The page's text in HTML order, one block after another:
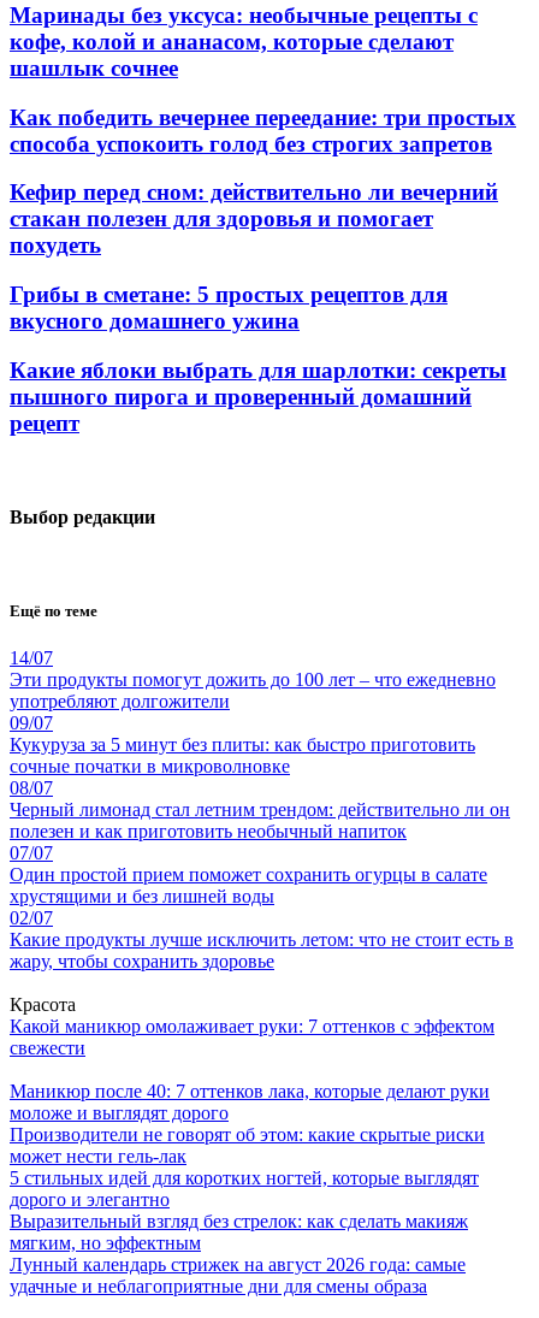
Маринады без уксуса: необычные рецепты с
кофе, колой и ананасом, которые сделают
шашлык сочнее
Как победить вечернее переедание: три простых
способа успокоить голод без строгих запретов
Кефир перед сном: действительно ли вечерний
стакан полезен для здоровья и помогает
похудеть
Грибы в сметане: 5 простых рецептов для
вкусного домашнего ужина
Какие яблоки выбрать для шарлотки: секреты
пышного пирога и проверенный домашний
рецепт
Выбор редакции
Ещё по теме
14/07
Эти продукты помогут дожить до 100 лет – что ежедневно
употребляют долгожители
09/07
Кукуруза за 5 минут без плиты: как быстро приготовить
сочные початки в микроволновке
08/07
Черный лимонад стал летним трендом: действительно ли он
полезен и как приготовить необычный напиток
07/07
Один простой прием поможет сохранить огурцы в салате
хрустящими и без лишней воды
02/07
Какие продукты лучше исключить летом: что не стоит есть в
жару, чтобы сохранить здоровье
Красота
Какой маникюр омолаживает руки: 7 оттенков с эффектом
свежести
Маникюр после 40: 7 оттенков лака, которые делают руки
моложе и выглядят дорого
Производители не говорят об этом: какие скрытые риски
может нести гель-лак
5 стильных идей для коротких ногтей, которые выглядят
дорого и элегантно
Выразительный взгляд без стрелок: как сделать макияж
мягким, но эффектным
Лунный календарь стрижек на август 2026 года: самые
удачные и неблагоприятные дни для смены образа